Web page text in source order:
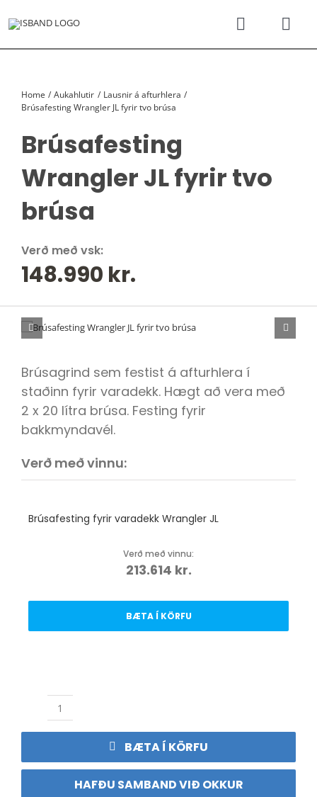
content
Toggle
Home Aukahlutir
Lausnir á afturhlera
Brúsafesting Wrangler JL fyrir tvo brúsa
Brúsafesting
Wrangler JL fyrir tvo
brúsa
Verð með vsk:
148.990 kr.
Brúsagrind sem festist á afturhlera í
staðinn fyrir varadekk. Hægt að vera með
2 x 20 lítra brúsa. Festing fyrir
bakkmyndavél.
Verð með vinnu:
Brúsafesting fyrir varadekk Wrangler JL
Verð með vinnu:
213.614 kr.
BÆTA Í KÖRFU
Brúsafesting
tvo
brúsa
BÆTA Í KÖRFU
HAFÐU SAMBAND VIÐ OKKUR